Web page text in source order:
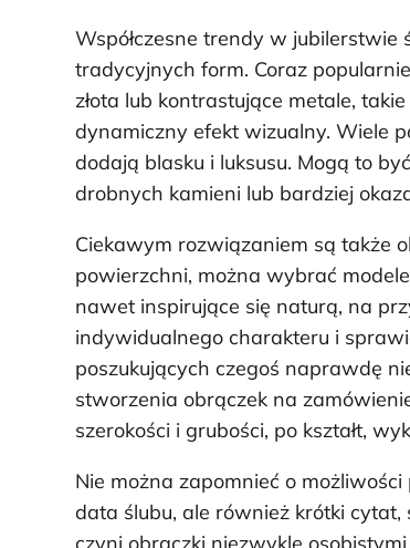
Współczesne trendy w
tradycyjnych form. Coraz
złota lub kontrastujące metale,
dynamiczny efekt wizualny. Wiele
dodają blasku i luksusu. Mogą to
drobnych kamieni lub bardziej
Ciekawym rozwiązaniem są także
powierzchni, można wybrać
nawet inspirujące się naturą, na
indywidualnego charakteru i
poszukujących czegoś naprawdę
stworzenia obrączek na
szerokości i grubości, po kształt,
Nie można zapomnieć o
data ślubu, ale również krótki
czyni obrączki niezwykle